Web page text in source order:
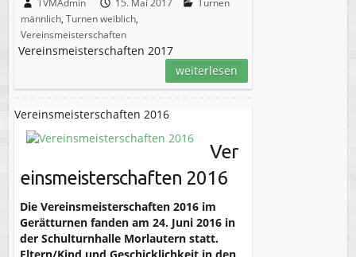
TVMAdmin 15. Mai 2017
Turnen
männlich,Turnen weiblich,
Vereinsmeisterschaften
Vereinsmeisterschaften 2017
weiterlesen
Vereinsmeisterschaften 2016
Ver
einsmeisterschaften 2016
Die Vereinsmeisterschaften 2016 im
Gerätturnen fanden am 24. Juni 2016 in
der Schulturnhalle Morlautern statt.